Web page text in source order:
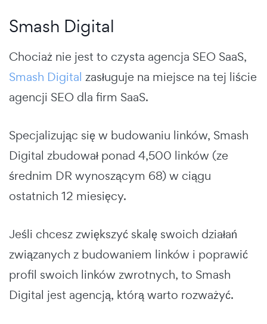
Smash Digital
Chociaż nie jest to czysta agencja SEO SaaS,
Smash Digital zasługuje na miejsce na tej liście
agencji SEO dla firm SaaS.
Specjalizując się w budowaniu linków, Smash
Digital zbudował ponad 4,500 linków (ze
średnim DR wynoszącym 68) w ciągu
ostatnich 12 miesięcy.
Jeśli chcesz zwiększyć skalę swoich działań
związanych z budowaniem linków i poprawić
profil swoich linków zwrotnych, to Smash
Digital jest agencją, którą warto rozważyć.